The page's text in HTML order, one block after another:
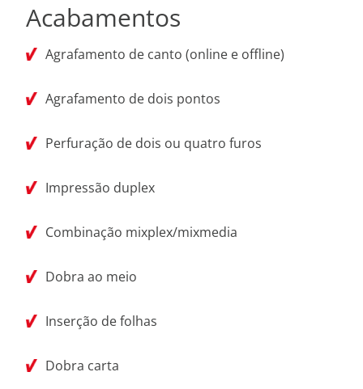
Acabamentos
Agrafamento de canto (online e offline)
Agrafamento de dois pontos
Perfuração de dois ou quatro furos
Impressão duplex
Combinação mixplex/mixmedia
Dobra ao meio
Inserção de folhas
Dobra carta